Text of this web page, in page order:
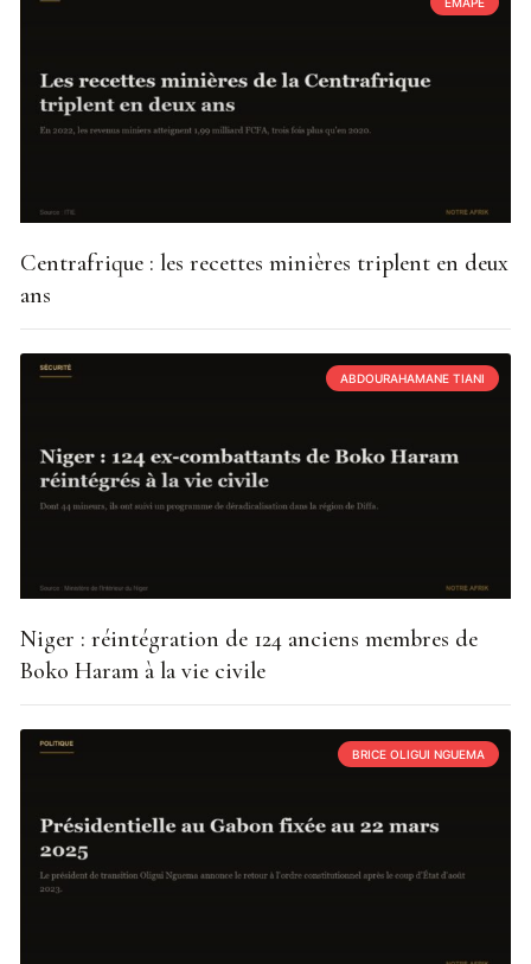
Centrafrique : les recettes minières triplent en deux
ans
ABDOURAHAMANE TIANI
Niger : réintégration de 124 anciens membres de
Boko Haram à la vie civile
BRICE OLIGUI NGUEMA